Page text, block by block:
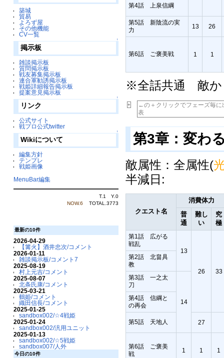
築城
貿易
よろず屋
その他機能
CV一覧
↑
掲示板
雑談掲示板
質問掲示板
戦友募集掲示板
連合軍勧誘掲示板
戦姫詳細報告掲示板
提案意見掲示板
↑
リンク
公式サイト
戦プロ公式twitter
↑
Wikiについて
編集方針
テンプレ
戦姫画像
MenuBar編集
T.1 Y.0
NOW.6
TOTAL.3773
最新の10件
2026-04-29
【篝火】酒井忠次/コメント
2026-01-11
雑談掲示板/コメント7
2025-08-19
村上元吉/コメント
2025-08-07
北条氏康/コメント
2025-03-21
鶴姫/コメント
織田信長/コメント
2025-01-25
sandbox002/☆4戦姫
2025-01-24
sandbox002/汎用ユニット
2025-01-13
sandbox002/☆5戦姫
sandbox007/人外
今日の10件
第4話 上泉信綱
第5話 新陰流の実
力
13 26
第6話 ご褒美戦 1 1
※全話共通 敵か
+
←の＋クリックでフェーズ毎に
表
第3章：変わ
敵属性：全属性(
半減日:
クエスト名
消費体力
普
通
難し
い
究
極
第1話 広がる
戦乱
13
26 33
第2話 北畠具
教
第3話 一之太
刀
14
第4話 信綱と
の再会
第5話 天地人 27
第6話 ご褒美
戦
1 1 1